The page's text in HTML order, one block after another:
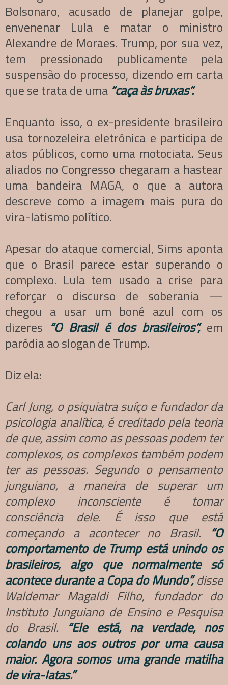
Bolsonaro, acusado de planejar golpe,
envenenar Lula e matar o ministro
Alexandre de Moraes. Trump, por sua vez,
tem pressionado publicamente pela
suspensão do processo, dizendo em carta
que se trata de uma “caça às bruxas”.
Enquanto isso, o ex-presidente brasileiro
usa tornozeleira eletrônica e participa de
atos públicos, como uma motociata. Seus
aliados no Congresso chegaram a hastear
uma bandeira MAGA, o que a autora
descreve como a imagem mais pura do
vira-latismo político.
Apesar do ataque comercial, Sims aponta
que o Brasil parece estar superando o
complexo. Lula tem usado a crise para
reforçar o discurso de soberania —
chegou a usar um boné azul com os
dizeres “O Brasil é dos brasileiros”,em
paródia ao slogan de Trump.
Diz ela:
Carl Jung, o psiquiatra suíço e fundador da
psicologia analítica, é creditado pela teoria
de que, assim como as pessoas podem ter
complexos, os complexos também podem
ter as pessoas. Segundo o pensamento
junguiano, a maneira de superar um
complexo inconsciente é tomar
consciência dele. É isso que está
começando a acontecer no Brasil.
“O
comportamento de Trump está unindo os
brasileiros, algo que normalmente só
acontece durante a Copa do Mundo”,disse
Waldemar Magaldi Filho, fundador do
Instituto Junguiano de Ensino e Pesquisa
do Brasil.
“Ele está, na verdade, nos
colando uns aos outros por uma causa
maior. Agora somos uma grande matilha
de vira-latas.”